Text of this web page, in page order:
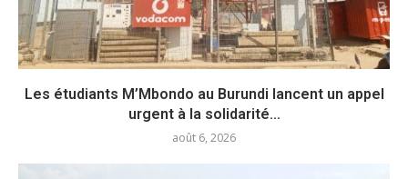
Les étudiants M’Mbondo au Burundi lancent un appel
urgent à la solidarité...
août 6, 2026